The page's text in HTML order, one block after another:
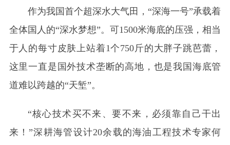
作为我国首个超深水大气田，“深海一号”承载着
全体国人的“深水梦想”。可1500米海底的压强，相当
于人的每寸皮肤上站着1个750斤的大胖子跳芭蕾，
这里一直是国外技术垄断的高地，也是我国海底管
道难以跨越的“天堑”。
“核心技术买不来、要不来，必须靠自己干出
来！”深耕海管设计20余载的海油工程技术专家何